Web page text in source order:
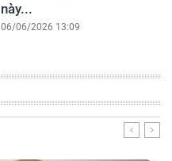
này...
06/06/2026 13:09